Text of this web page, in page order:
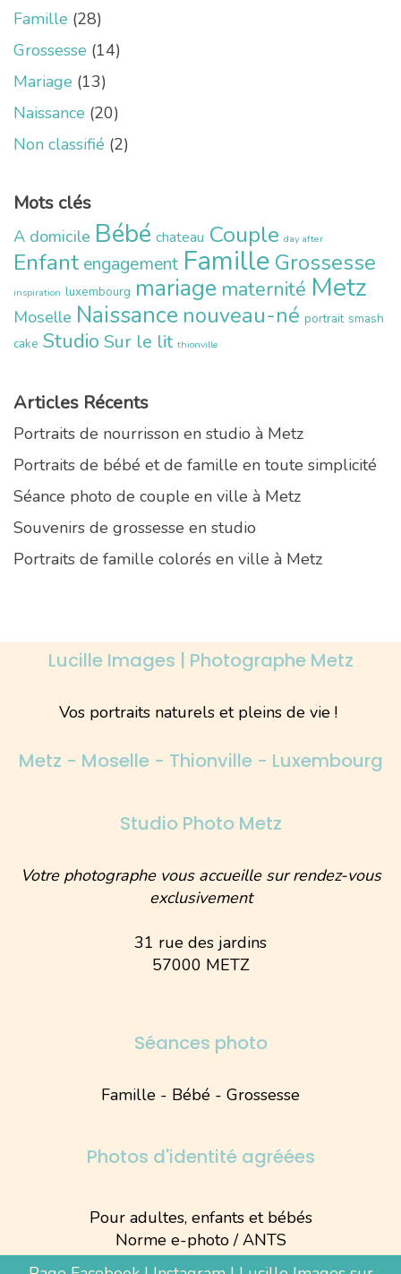
Famille (28)
Grossesse (14)
Mariage (13)
Naissance (20)
Non classifié (2)
Mots clés
A domicile Bébé chateau Couple day after
Enfant engagement Famille Grossesse
inspiration luxembourg mariage maternité Metz
Moselle Naissance nouveau-né portrait smash
cake Studio Sur le lit thionville
Articles Récents
Portraits de nourrisson en studio à Metz
Portraits de bébé et de famille en toute simplicité
Séance photo de couple en ville à Metz
Souvenirs de grossesse en studio
Portraits de famille colorés en ville à Metz
Lucille Images | Photographe Metz
Vos portraits naturels et pleins de vie !
Metz - Moselle - Thionville - Luxembourg
Studio Photo Metz
Votre photographe vous accueille sur rendez-vous
exclusivement
31 rue des jardins
57000 METZ
Séances photo
Famille - Bébé - Grossesse
Photos d'identité agréées
Pour adultes, enfants et bébés
Norme e-photo / ANTS